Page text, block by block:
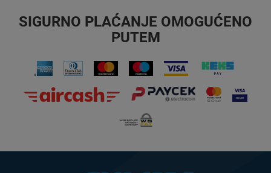
SIGURNO PLAĆANJE OMOGUĆENO
PUTEM